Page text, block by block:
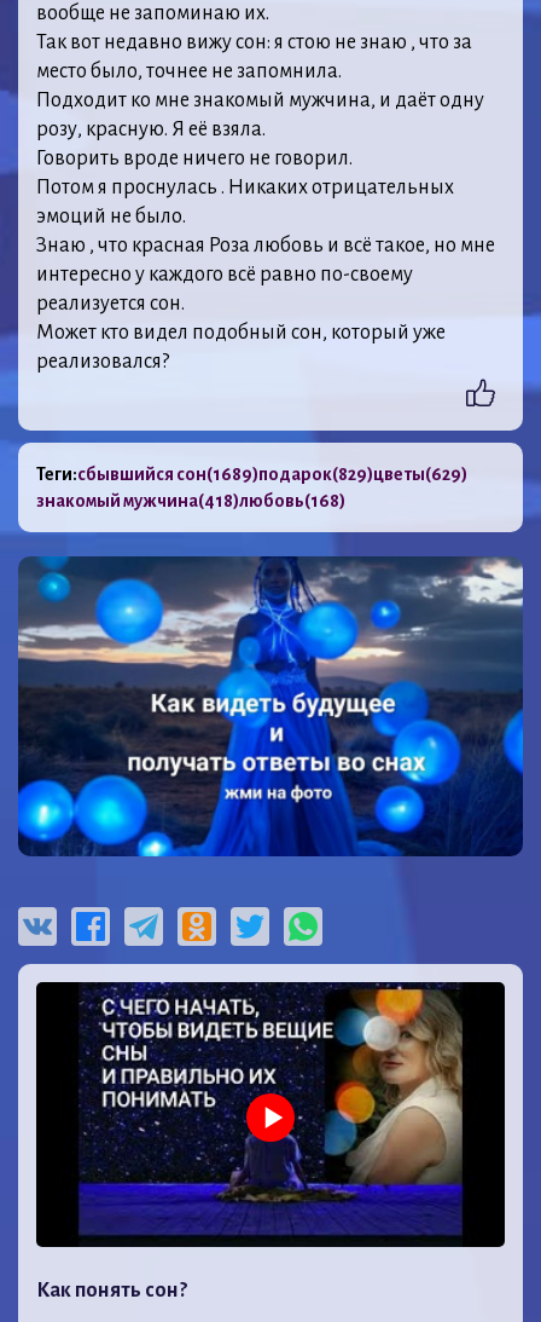
вообще не запоминаю их.
Так вот недавно вижу сон: я стою не знаю , что за
место было, точнее не запомнила.
Подходит ко мне знакомый мужчина, и даёт одну
розу, красную. Я её взяла.
Говорить вроде ничего не говорил.
Потом я проснулась . Никаких отрицательных
эмоций не было.
Знаю , что красная Роза любовь и всё такое, но мне
интересно у каждого всё равно по-своему
реализуется сон.
Может кто видел подобный сон, который уже
реализовался?
Теги:сбывшийся сон(1689)подарок(829)цветы(629)
знакомый мужчина(418)любовь(168)
Как понять сон?